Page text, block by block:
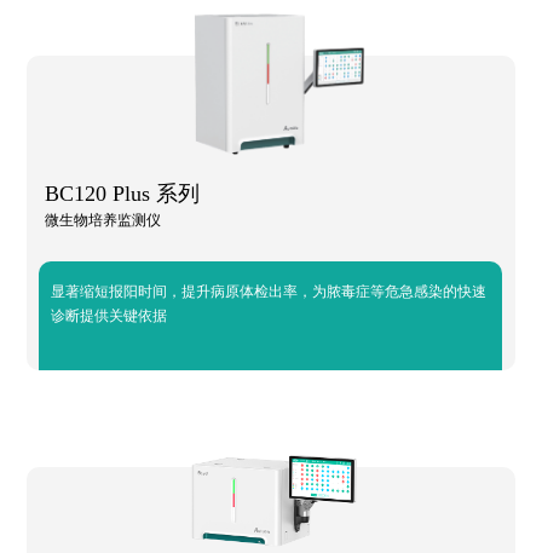
BC120 Plus 系列
微生物培养监测仪
显著缩短报阳时间，提升病原体检出率，为脓毒症等危急感染的快速
诊断提供关键依据